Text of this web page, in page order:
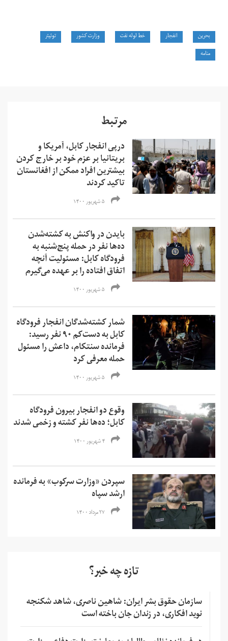
بحرین انفجار خط لوله نفت وزارت کشور
توئیتر
منامه
مرتبط
درپی انفجار کابل، آمریکا و
بریتانیا بر عزم خود بر خارج کردن
بیشترین افراد ممکن از افغانستان
تاکید کردند
۵ شهریور ۱۴۰۰
بایدن در واکنش به کشته‌شدن
ده‌ها نفر در حمله پنج‌شنبه به
فرودگاه کابل: مسئولیت آنچه
اتفاق افتاده را بر عهده می‌گیرم
۵ شهریور ۱۴۰۰
شمار کشته‌شدگان انفجار فرودگاه
کابل به دست‌کم ۹۰ نفر رسید:
فرمانده سنتکام، داعش را مسئول
حمله معرفی کرد
۵ شهریور ۱۴۰۰
وقوع دو انفجار بیرون فرودگاه
کابل؛ ده‌ها نفر کشته و زخمی‌ شدند
۴ شهریور ۱۴۰۰
سپردن «وزارت سرکوب» به فرمانده
ارشد سپاه
۲۷ مرداد ۱۴۰۰
تازه چه خبر؟
سازمان حقوق بشر ایران: شاهین ناصری، شاهد شکنجه
نوید افکاری، در زندان جان باخته است